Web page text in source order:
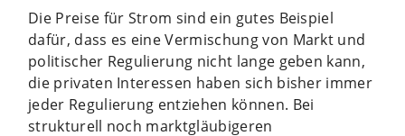
Die Preise für Strom sind ein gutes Beispiel
dafür, dass es eine Vermischung von Markt und
politischer Regulierung nicht lange geben kann,
die privaten Interessen haben sich bisher immer
jeder Regulierung entziehen können. Bei
strukturell noch marktgläubigeren